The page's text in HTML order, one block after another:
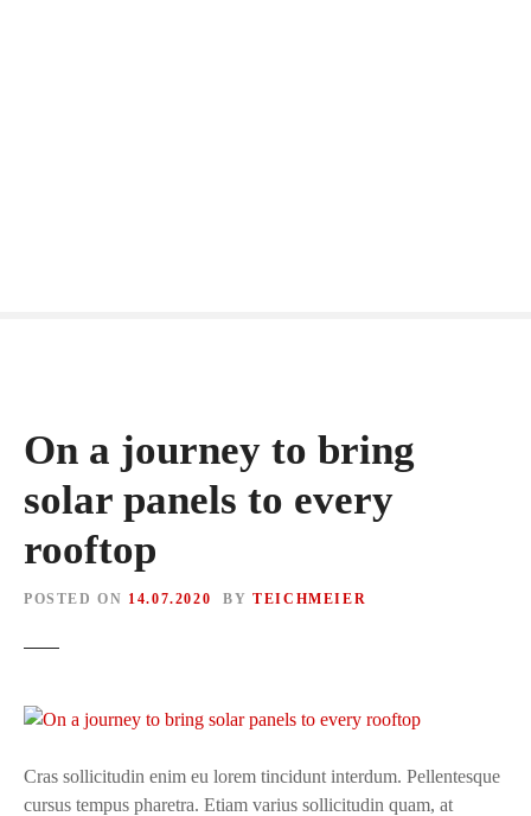
On a journey to bring
solar panels to every
rooftop
POSTED ON 14.07.2020 BY TEICHMEIER
Cras sollicitudin enim eu lorem tincidunt interdum. Pellentesque
cursus tempus pharetra. Etiam varius sollicitudin quam, at